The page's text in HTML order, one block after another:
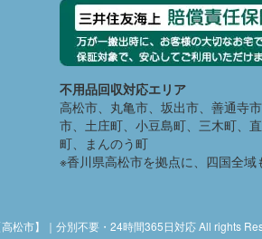
不用品回収対応エリア
高松市、丸亀市、坂出市、善通寺
市、土庄町、小豆島町、三木町、
町、まんのう町
※香川県高松市を拠点に、四国全域
松市】｜分別不要・24時間365日対応 All rights